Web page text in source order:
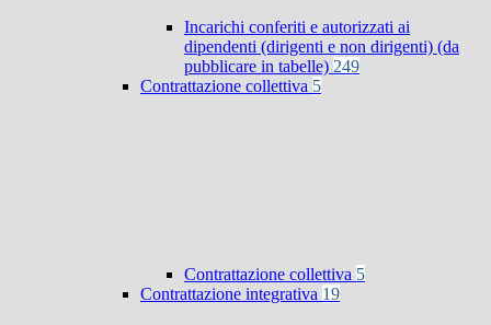
Incarichi conferiti e autorizzati ai
dipendenti (dirigenti e non dirigenti) (da
pubblicare in tabelle) 249
Contrattazione collettiva 5
Contrattazione collettiva 5
Contrattazione integrativa 19